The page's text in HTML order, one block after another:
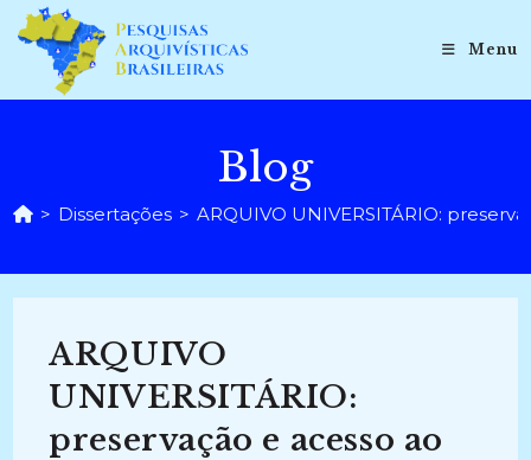
para
conteúdo
Menu
Blog
> Dissertações > ARQUIVO UNIVERSITÁRIO:
ARQUIVO
UNIVERSITÁRIO:
preservação e acesso ao